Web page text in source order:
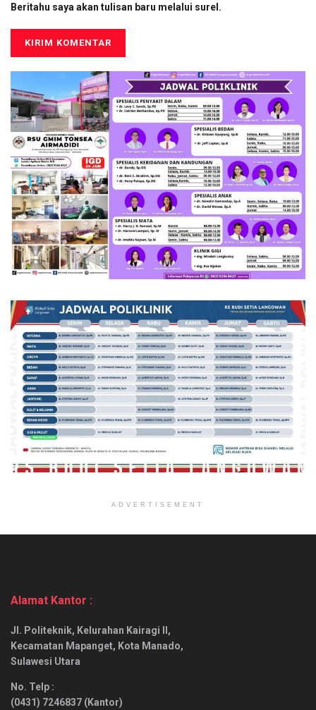
Beritahu saya akan tulisan baru melalui surel.
ADVERTISEMENT
Alamat Kantor :
Jl. Politeknik, Kelurahan Kairagi II,
Kecamatan Mapanget, Kota Manado,
Sulawesi Utara
No. Telp :
(0431) 7246837 (Kantor)